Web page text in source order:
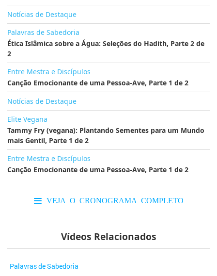
Notícias de Destaque
Palavras de Sabedoria
Ética Islâmica sobre a Água: Seleções do Hadith, Parte 2 de
2
Entre Mestra e Discípulos
Canção Emocionante de uma Pessoa-Ave, Parte 1 de 2
Notícias de Destaque
Elite Vegana
Tammy Fry (vegana): Plantando Sementes para um Mundo
mais Gentil, Parte 1 de 2
Entre Mestra e Discípulos
Canção Emocionante de uma Pessoa-Ave, Parte 1 de 2
VEJA O CRONOGRAMA COMPLETO
Vídeos Relacionados
Palavras de Sabedoria